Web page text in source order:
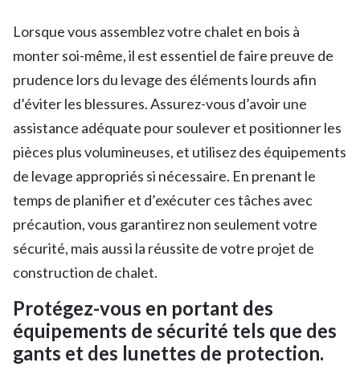
Lorsque vous assemblez votre chalet en bois à
monter soi-même, il est essentiel de faire preuve de
prudence lors du levage des éléments lourds afin
d’éviter les blessures. Assurez-vous d’avoir une
assistance adéquate pour soulever et positionner les
pièces plus volumineuses, et utilisez des équipements
de levage appropriés si nécessaire. En prenant le
temps de planifier et d’exécuter ces tâches avec
précaution, vous garantirez non seulement votre
sécurité, mais aussi la réussite de votre projet de
construction de chalet.
Protégez-vous en portant des
équipements de sécurité tels que des
gants et des lunettes de protection.